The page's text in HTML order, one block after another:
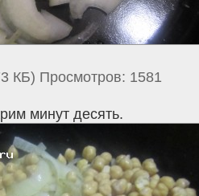
КБ) Просмотров: 1581
минут десять.